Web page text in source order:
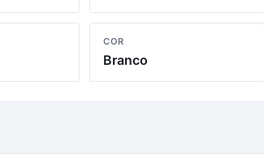
COR
Branco